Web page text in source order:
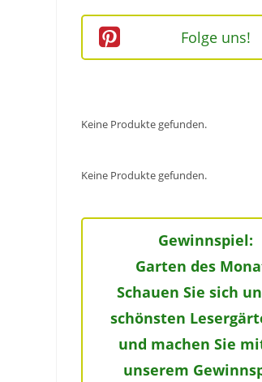
Folge uns!
Keine Produkte gefunden.
Keine Produkte gefunden.
Gewinnspiel:
Garten des
Schauen Sie sich
schönsten
und machen Sie
unserem